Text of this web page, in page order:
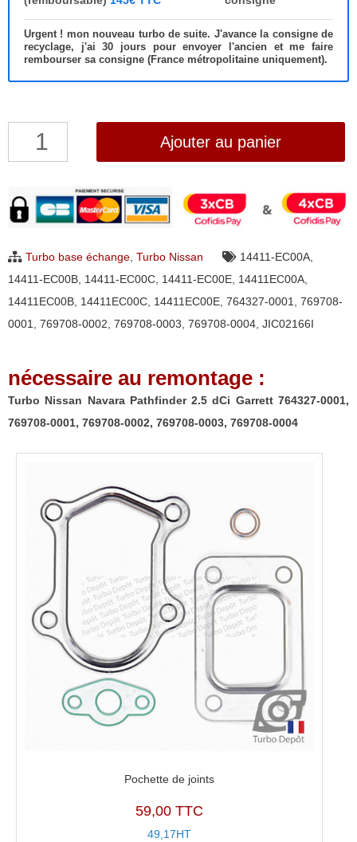
Urgent ! mon nouveau turbo de suite. J'avance la consigne de
recyclage, j'ai 30 jours pour envoyer l'ancien et me faire
rembourser sa consigne (France métropolitaine uniquement).
quantité
Nissan
Navara
2.5
764327-
769708-
0001,
769708-
769708-
Ajouter au panier
Turbo base échange, Turbo Nissan 14411-EC00A,
14411-EC00B, 14411-EC00C, 14411-EC00E, 14411EC00A,
14411EC00B, 14411EC00C, 14411EC00E, 764327-0001, 769708-
0001, 769708-0002, 769708-0003, 769708-0004, JIC02166I
nécessaire au remontage :
Turbo Nissan Navara Pathfinder 2.5 dCi Garrett 764327-0001,
769708-0001, 769708-0002, 769708-0003, 769708-0004
Pochette de joints
59,00 TTC
49,17HT